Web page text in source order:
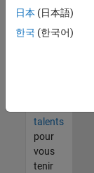
corresponde
à vos
talents
pour
vous
tenir
日本 (日本語)
한국 (한국어)